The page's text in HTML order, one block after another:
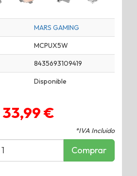
MARS GAMING
MCPUX5W
8435693109419
Disponible
33,99 €
*IVA Incluido
Comprar